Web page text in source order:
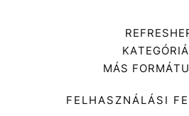
Zene
Divat
MÁS
FELHASZNÁLÁSI